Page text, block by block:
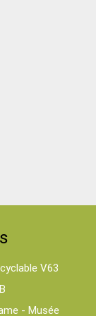
V63
- Musée